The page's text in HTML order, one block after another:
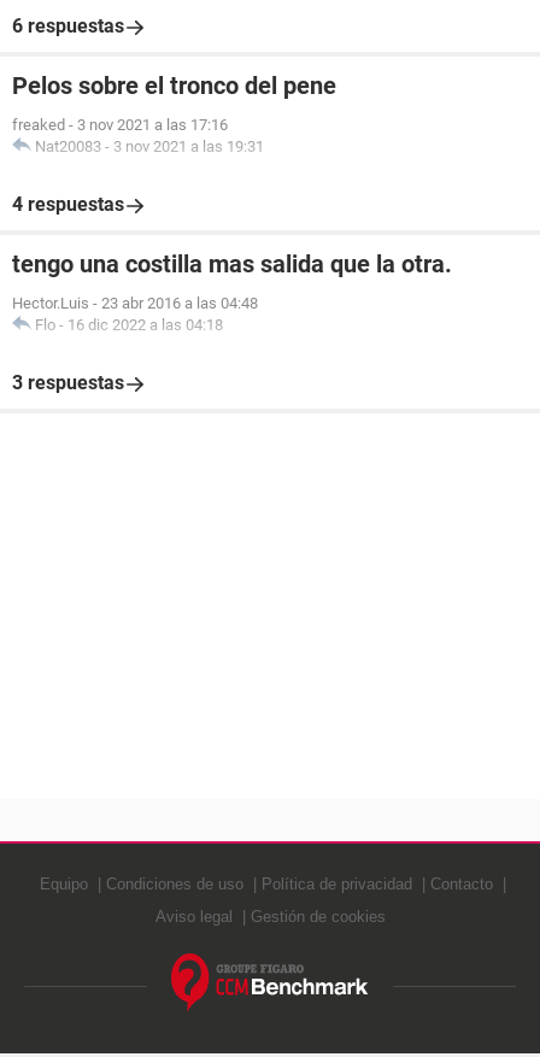
6 respuestas
Pelos sobre el tronco del pene
freaked - 3 nov 2021 a las 17:16
Nat20083 - 3 nov 2021 a las 19:31
4 respuestas
tengo una costilla mas salida que la otra.
Hector.Luis - 23 abr 2016 a las 04:48
Flo - 16 dic 2022 a las 04:18
3 respuestas
Equipo Condiciones de uso Política de privacidad
Contacto
Aviso legal
Gestión de cookies